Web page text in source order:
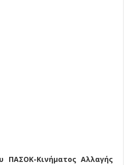
ΠΑΣΟΚ-Κινήματος Αλλαγής